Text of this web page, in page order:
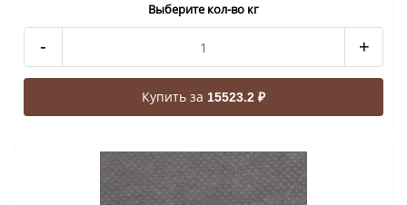
Выберите кол-во кг
- +
Купить за 15523.2 ₽